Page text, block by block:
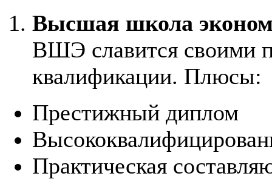
Высшая школа
ВШЭ славится своими
квалификации. Плюсы:
Престижный диплом
Практическая